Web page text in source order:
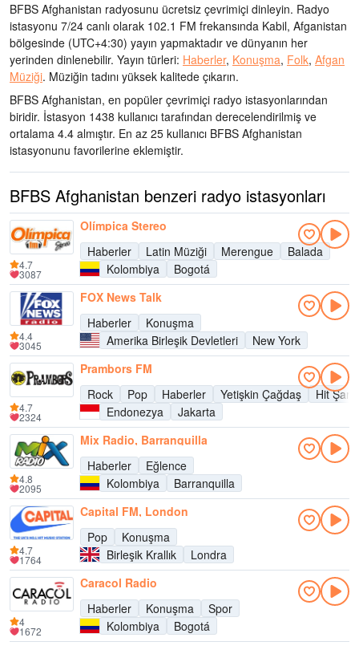
BFBS Afghanistan radyosunu ücretsiz çevrimiçi dinleyin. Radyo
istasyonu 7/24 canlı olarak 102.1 FM frekansında Kabil, Afganistan
bölgesinde (UTC+4:30) yayın yapmaktadır ve dünyanın her
yerinden dinlenebilir. Yayın türleri: Haberler, Konuşma, Folk, Afgan
Müziği. Müziğin tadını yüksek kalitede çıkarın.
BFBS Afghanistan, en popüler çevrimiçi radyo istasyonlarından
biridir. İstasyon 1438 kullanıcı tarafından derecelendirilmiş ve
ortalama 4.4 almıştır. En az 25 kullanıcı BFBS Afghanistan
istasyonunu favorilerine eklemiştir.
BFBS Afghanistan benzeri radyo istasyonları
Olímpica Stereo
Haberler
Latin Müziği Merengue
Balada
Kolombiya
Bogotá
4.7
3087
FOX News Talk
Haberler
Konuşma
Amerika Birleşik Devletleri
New York
4.4
3045
Prambors FM
Rock
Pop Haberler Yetişkin Çağdaş
Hit
Endonezya
Jakarta
4.7
2324
Mix Radio, Barranquilla
Haberler
Eğlence
Kolombiya
Barranquilla
4.8
2095
Capital FM, London
Pop
Konuşma
Birleşik Krallık
Londra
4.7
1764
Caracol Radio
Haberler
Konuşma
Spor
Kolombiya
Bogotá
4
1672